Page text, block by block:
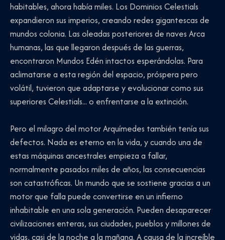
habitables, ahora había miles. Los Dominios Celestials
expandieron sus imperios, creando redes gigantescas de
mundos colonia. Las oleadas posteriores de naves Arca
humanas, las que llegaron después de las guerras,
encontraron Mundos Edén intactos esperándolas. Para
aclimatarse a esta región del espacio, próspera pero
volátil, tuvieron que adaptarse y evolucionar como sus
superiores Celestials... o enfrentarse a la extinción.
Pero el milagro del motor Arquímedes también tenía sus
defectos. Nada es eterno en la vida, y cuando una de
estas máquinas ancestrales empieza a fallar,
normalmente pasados miles de años, las consecuencias
son catastróficas. Un mundo que se sostiene gracias a un
motor que falla puede convertirse en un infierno
inhabitable en una sola generación. Pueden desaparecer
civilizaciones enteras, sus ciudades, pueblos y millones de
vidas, casi de la noche a la mañana. A causa de la increíble